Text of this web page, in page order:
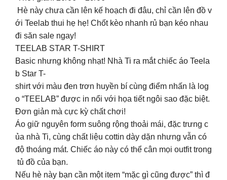
Hè này chưa cần lên kế hoạch đi đâu, chỉ cần lên đồ v
ới Teelab thui hẹ hẹ! Chốt kèo nhanh rủ bạn kéo nhau
đi săn sale ngay!
TEELAB STAR T-SHIRT
Basic nhưng không nhạt! Nhà Ti ra mắt chiếc áo Teela
b Star T-
shirt với màu đen trơn huyền bí cùng điểm nhấn là log
o “TEELAB” được in nổi với họa tiết ngôi sao đặc biệt.
Đơn giản mà cực kỳ chất chơi!
Áo giữ nguyên form suông rộng thoải mái, đặc trưng c
ủa nhà Ti, cùng chất liệu cottin dày dặn nhưng vẫn có
độ thoáng mát. Chiếc áo này có thể cân mọi outfit trong
tủ đồ của bạn.
Nếu hè này bạn cần một item “mặc gì cũng được” thì đ